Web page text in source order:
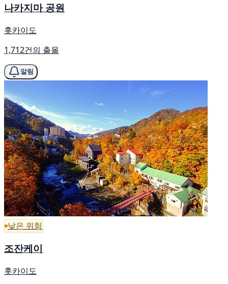
나카지마 공원
홋카이도
1,712건의 출몰
알림
낮은 위험
조잔케이
홋카이도